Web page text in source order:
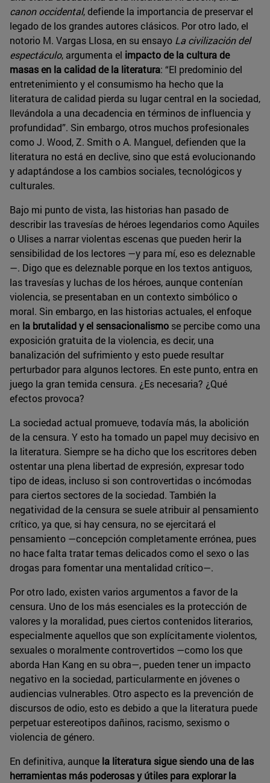
canon occidental, defiende la importancia de preservar el
legado de los grandes autores clásicos. Por otro lado, el
notorio M. Vargas Llosa, en su ensayo La civilización del
espectáculo, argumenta el impacto de la cultura de
masas en la calidad de la literatura: “El predominio del
entretenimiento y el consumismo ha hecho que la
literatura de calidad pierda su lugar central en la sociedad,
llevándola a una decadencia en términos de influencia y
profundidad”. Sin embargo, otros muchos profesionales
como J. Wood, Z. Smith o A. Manguel, defienden que la
literatura no está en declive, sino que está evolucionando
y adaptándose a los cambios sociales, tecnológicos y
culturales.
Bajo mi punto de vista, las historias han pasado de
describir las travesías de héroes legendarios como Aquiles
o Ulises a narrar violentas escenas que pueden herir la
sensibilidad de los lectores —y para mí, eso es deleznable
—. Digo que es deleznable porque en los textos antiguos,
las travesías y luchas de los héroes, aunque contenían
violencia, se presentaban en un contexto simbólico o
moral. Sin embargo, en las historias actuales, el enfoque
en la brutalidad y el sensacionalismo se percibe como una
exposición gratuita de la violencia, es decir, una
banalización del sufrimiento y esto puede resultar
perturbador para algunos lectores. En este punto, entra en
juego la gran temida censura. ¿Es necesaria? ¿Qué
efectos provoca?
La sociedad actual promueve, todavía más, la abolición
de la censura. Y esto ha tomado un papel muy decisivo en
la literatura. Siempre se ha dicho que los escritores deben
ostentar una plena libertad de expresión, expresar todo
tipo de ideas, incluso si son controvertidas o incómodas
para ciertos sectores de la sociedad. También la
negatividad de la censura se suele atribuir al pensamiento
crítico, ya que, si hay censura, no se ejercitará el
pensamiento —concepción completamente errónea, pues
no hace falta tratar temas delicados como el sexo o las
drogas para fomentar una mentalidad crítico—.
Por otro lado, existen varios argumentos a favor de la
censura. Uno de los más esenciales es la protección de
valores y la moralidad, pues ciertos contenidos literarios,
especialmente aquellos que son explícitamente violentos,
sexuales o moralmente controvertidos —como los que
aborda Han Kang en su obra—, pueden tener un impacto
negativo en la sociedad, particularmente en jóvenes o
audiencias vulnerables. Otro aspecto es la prevención de
discursos de odio, esto es debido a que la literatura puede
perpetuar estereotipos dañinos, racismo, sexismo o
violencia de género.
En definitiva, aunque la literatura sigue siendo una de las
herramientas más poderosas y útiles para explorar la